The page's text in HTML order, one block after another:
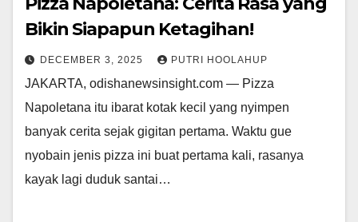
Bikin Siapapun Ketagihan!
DECEMBER 3, 2025 PUTRI HOOLAHUP
JAKARTA, odishanewsinsight.com — Pizza
Napoletana itu ibarat kotak kecil yang nyimpen
banyak cerita sejak gigitan pertama. Waktu gue
nyobain jenis pizza ini buat pertama kali, rasanya
kayak lagi duduk santai…